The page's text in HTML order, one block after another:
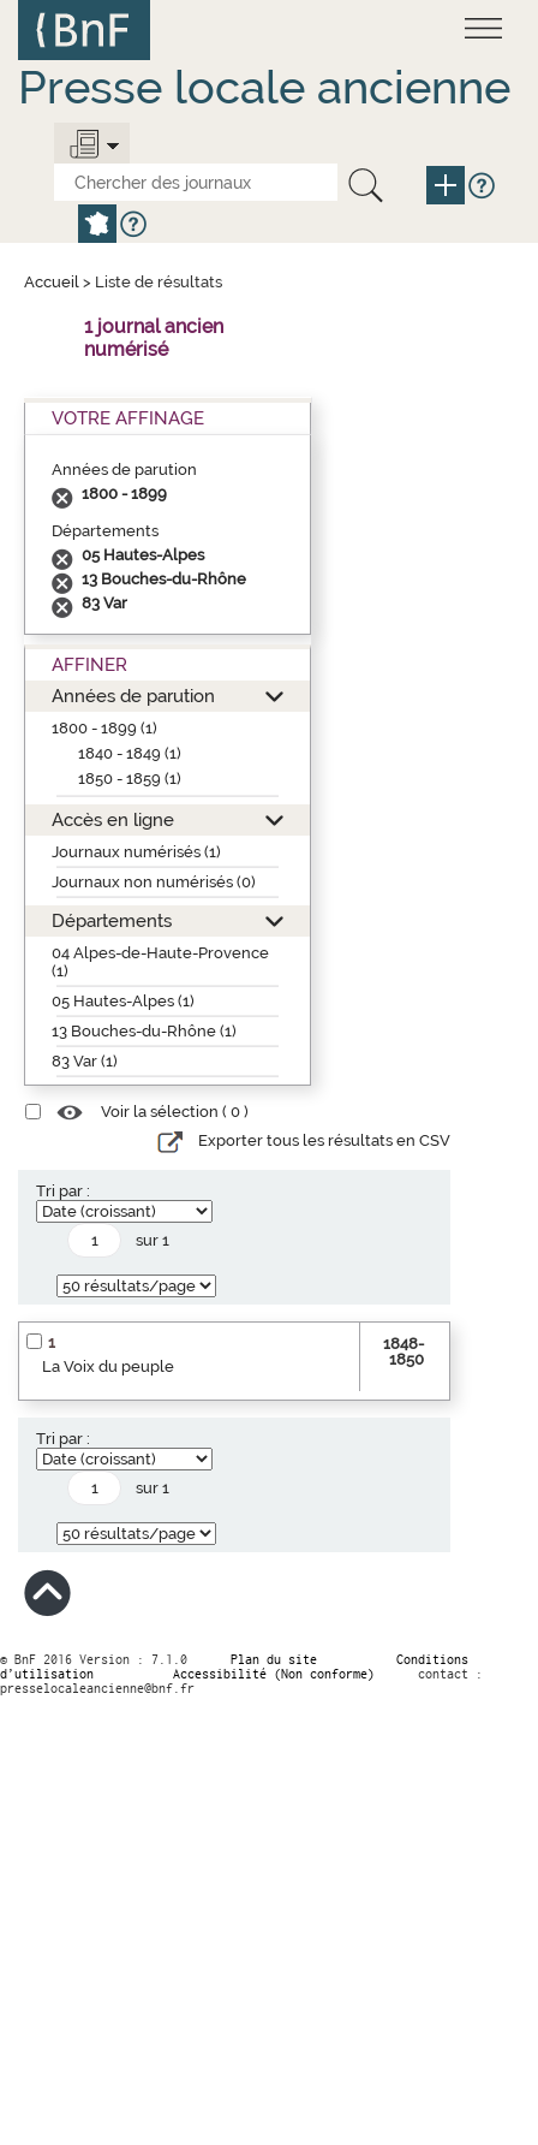
contenu
principal
Presse locale ancienne
Accueil > Liste de résultats
1 journal ancien
numérisé
VOTRE AFFINAGE
Années de parution
1800 - 1899
Départements
05 Hautes-Alpes
13 Bouches-du-Rhône
83 Var
AFFINER
Années de parution
1800 - 1899 (1)
1840 - 1849 (1)
1850 - 1859 (1)
Accès en ligne
Journaux numérisés (1)
Journaux non numérisés (0)
Départements
04 Alpes-de-Haute-Provence
(1)
05 Hautes-Alpes (1)
13 Bouches-du-Rhône (1)
83 Var (1)
Voir la sélection ( 0 )
Exporter tous les résultats en CSV
Tri par :
sur 1
1
La Voix du peuple
1848-
1850
Tri par :
sur 1
© BnF 2016 Version : 7.1.0 Plan du site
Conditions
d’utilisation
Accessibilité (Non conforme)
contact :
presselocaleancienne@bnf.fr
Panneau de gestion des cookies